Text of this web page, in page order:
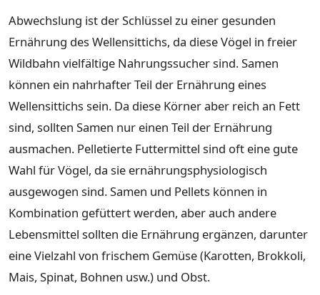
Abwechslung ist der Schlüssel zu einer gesunden
Ernährung des Wellensittichs, da diese Vögel in freier
Wildbahn vielfältige Nahrungssucher sind. Samen
können ein nahrhafter Teil der Ernährung eines
Wellensittichs sein. Da diese Körner aber reich an Fett
sind, sollten Samen nur einen Teil der Ernährung
ausmachen. Pelletierte Futtermittel sind oft eine gute
Wahl für Vögel, da sie ernährungsphysiologisch
ausgewogen sind. Samen und Pellets können in
Kombination gefüttert werden, aber auch andere
Lebensmittel sollten die Ernährung ergänzen, darunter
eine Vielzahl von frischem Gemüse (Karotten, Brokkoli,
Mais, Spinat, Bohnen usw.) und Obst.